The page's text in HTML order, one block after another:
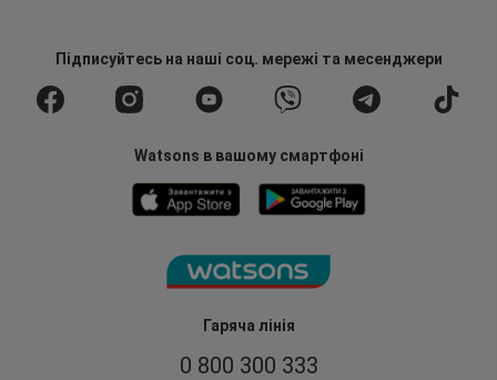
Гаряча лінія
0 800 300 333
Підписуйтесьна наші соц. мережі та месенджери
Watsons в вашому смартфоні